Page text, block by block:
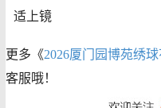
适上镜
更多《2026厦门园博苑绣
客服哦！